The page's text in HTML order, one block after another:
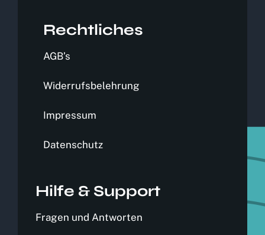
Rechtliches
AGB’s
Widerrufsbelehrung
Impressum
Datenschutz
Hilfe & Support
Fragen und Antworten